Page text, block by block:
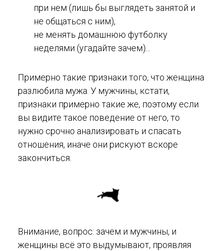
при нем (лишь бы выглядеть занятой и
не общаться с ним),
не менять домашнюю футболку
неделями (угадайте зачем)...
Примерно такие признаки того, что женщина
разлюбила мужа. У мужчины, кстати,
признаки примерно такие же, поэтому если
вы видите такое поведение от него, то
нужно срочно анализировать и спасать
отношения, иначе они рискуют вскоре
закончиться.
Внимание, вопрос: зачем и мужчины, и
женщины всё это выдумывают, проявляя